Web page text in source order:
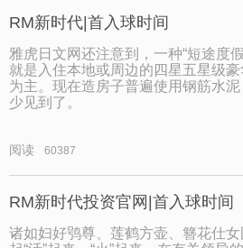
RM新时代|首入球时间
雅虎日文网还注意到，一种“短途度
就是入住本地或周边的四星五星级豪
为主。现在造房子普遍使用钢筋水
少见到了。
阅读 60387
RM新时代投资官网|首入球时间
诸如妇好鸮尊、莲鹤方壶、簪花仕